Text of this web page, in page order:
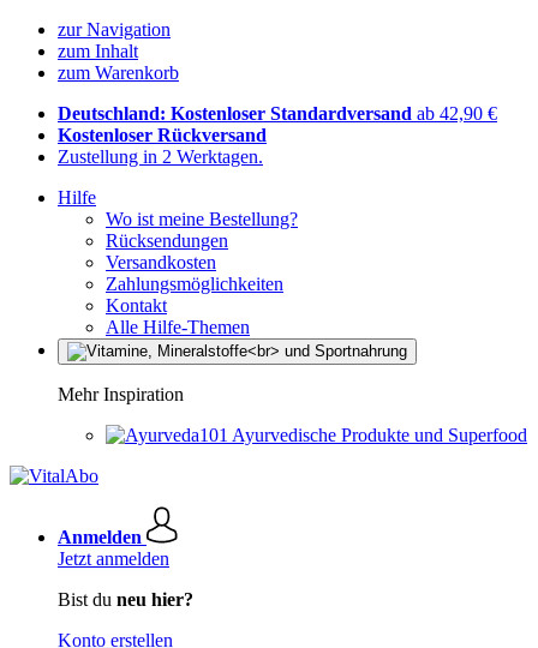
zur Navigation
zum Inhalt
zum Warenkorb
Deutschland: Kostenloser Standardversand ab 42,90 €
Kostenloser Rückversand
Zustellung in 2 Werktagen.
Hilfe
Wo ist meine Bestellung?
Rücksendungen
Versandkosten
Zahlungsmöglichkeiten
Kontakt
Alle Hilfe-Themen
Mehr Inspiration
Ayurvedische Produkte und Superfood
Anmelden
Jetzt anmelden
Bist du neu hier?
Konto erstellen